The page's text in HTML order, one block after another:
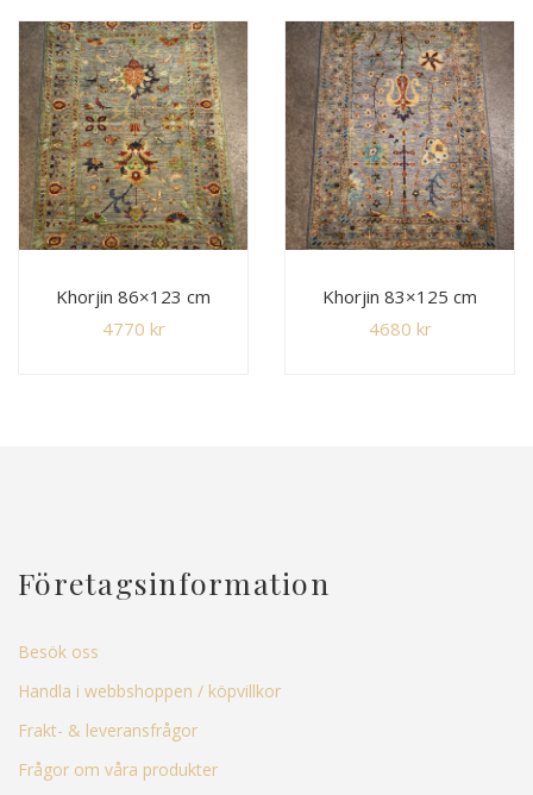
Khorjin 86×123 cm
4770 kr
Khorjin 83×125 cm
4680 kr
Företagsinformation
Besök oss
Handla i webbshoppen / köpvillkor
Frakt- & leveransfrågor
Frågor om våra produkter